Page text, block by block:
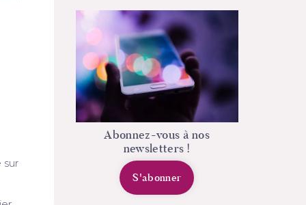
sur
Abonnez-vous à nos
newsletters !
S'abonner